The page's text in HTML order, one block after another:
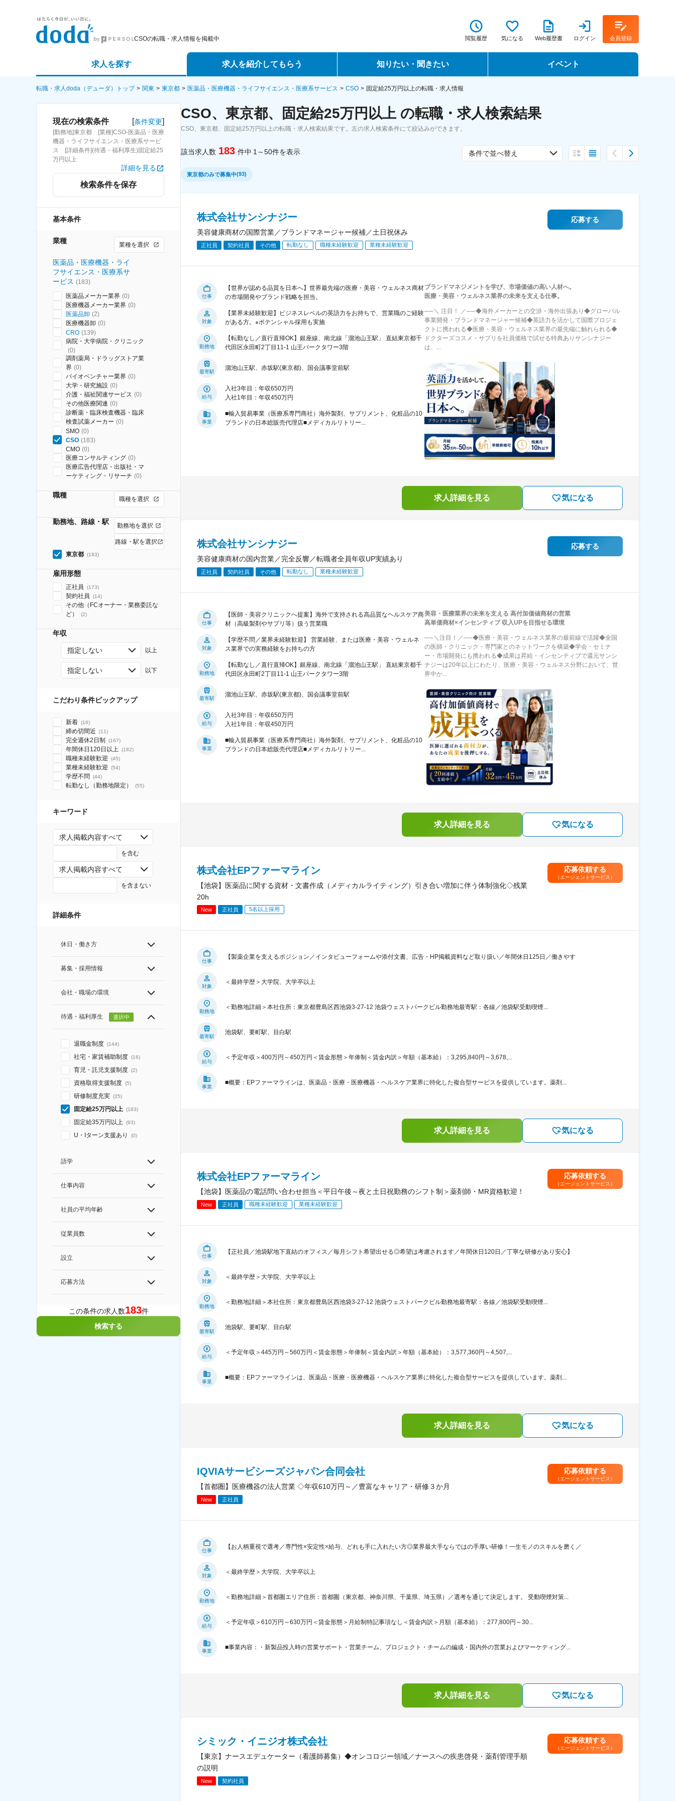
CSOの転職・求人情報を掲載中 閲覧履歴 気になる Web履歴書 ログイン 会員登録
求人を探す
詳細条件から探す
求人特集から探す
求人を紹介してもらう
エージェントサービス
スカウトサービス
知りたい・聞きたい
転職ノウハウ
データで見る転職
イベント
転職フェア
転職・求人doda（デューダ）トップ 関東 東京都 医薬品・医療機器・ライフサイエンス・医療系サービス CSO 固定給25万円以上の転職・求人情報
現在の検索条件 [条件変更]
[勤務地]東京都 [業種]CSO-医薬品・医療
機器・ライフサイエンス・医療系サービ
ス [詳細条件](待遇・福利厚生)固定給25
万円以上
詳細を見る
検索条件を保存
基本条件
業種 業種を選択
医薬品・医療機器・ライ
フサイエンス・医療系サ
ービス (183)
医薬品メーカー業界 (0)
医療機器メーカー業界 (0)
医薬品卸 (2)
医療機器卸 (0)
CRO (139)
病院・大学病院・クリニック
(0)
調剤薬局・ドラッグストア業
界 (0)
バイオベンチャー業界 (0)
大学・研究施設 (0)
介護・福祉関連サービス (0)
その他医療関連 (0)
診断薬・臨床検査機器・臨床
検査試薬メーカー (0)
SMO (0)
CSO (183)
CMO (0)
医療コンサルティング (0)
医療広告代理店・出版社・マ
ーケティング・リサーチ (0)
職種 職種を選択
勤務地、路線・駅 勤務地を選択
路線・駅を選択
東京都 (183)
雇用形態
正社員 (173)
契約社員 (14)
その他（FCオーナー・業務委託な
ど）
(2)
年収
指定しない 以上
指定しない 以下
こだわり条件ピックアップ
新着 (16)
締め切間近 (11)
完全週休2日制 (167)
年間休日120日以上 (182)
職種未経験歓迎 (45)
業種未経験歓迎 (54)
学歴不問 (44)
転勤なし（勤務地限定） (55)
キーワード
求人掲載内容すべて
を含む
求人掲載内容すべて
を含まない
詳細条件
休日・働き方
募集・採用情報
会社・職場の環境
待遇・福利厚生 選択中
退職金制度 (144)
社宅・家賃補助制度 (16)
育児・託児支援制度 (2)
資格取得支援制度 (5)
研修制度充実 (25)
固定給25万円以上 (183)
固定給35万円以上 (93)
U・Iターン支援あり (0)
語学
仕事内容
社員の平均年齢
従業員数
設立
応募方法
この条件の求人数183件
検索する
CSO、東京都、固定給25万円以上 の転職・求人検索結果
CSO、東京都、固定給25万円以上の転職・求人検索結果です。左の求人検索条件にて絞込みができます。
該当求人数 183 件中 1～50件を表示 条件で並べ替え
東京都のみで募集中(93)
株式会社サンシナジー
美容健康商材の国際営業／ブランドマネージャー候補／土日祝休み
正社員 契約社員 その他 転勤なし 職種未経験歓迎 業種未経験歓迎
応募する
仕事
【世界が認める品質を日本へ】世界最先端の医療・美容・ウェルネス商材
の市場開発やブランド戦略を担当。
対象
【業界未経験歓迎】ビジネスレベルの英語力をお持ちで、営業職のご経験
がある方。※ポテンシャル採用も実施
勤務地
【転勤なし／直行直帰OK】銀座線、南北線「溜池山王駅」 直結東京都千
代田区永田町2丁目11-1 山王パークタワー3階
最寄駅
溜池山王駅、赤坂駅(東京都)、国会議事堂前駅
給与
入社3年目：年収650万円
入社1年目：年収450万円
事業
■輸入貿易事業（医療系専門商社）海外製剤、サプリメント、化粧品の10
ブランドの日本総販売代理店■メディカルリトリー...
ブランドマネジメントを学び、市場価値の高い人材へ。
医療・美容・ウェルネス業界の未来を支える仕事。
──＼ 注目！ ／──◆海外メーカーとの交渉・海外出張あり◆グローバル
事業開発・ブランドマネージャー候補◆英語力を活かして国際プロジェ
クトに携われる◆医療・美容・ウェルネス業界の最先端に触れられる◆
ドクターズコスメ・サプリを社員価格で試せる特典ありサンシナジー
は、...
求人詳細を見る 気になる
株式会社サンシナジー
美容健康商材の国内営業／完全反響／転職者全員年収UP実績あり
正社員 契約社員 その他 転勤なし 業種未経験歓迎
応募する
仕事
【医師・美容クリニックへ提案】海外で支持される高品質なヘルスケア商
材（高級製剤やサプリ等）扱う営業職
対象
【学歴不問／業界未経験歓迎】 営業経験、または医療・美容・ウェルネ
ス業界での実務経験をお持ちの方
勤務地
【転勤なし／直行直帰OK】銀座線、南北線「溜池山王駅」 直結東京都千
代田区永田町2丁目11-1 山王パークタワー3階
最寄駅
溜池山王駅、赤坂駅(東京都)、国会議事堂前駅
給与
入社3年目：年収650万円
入社1年目：年収450万円
事業
■輸入貿易事業（医療系専門商社）海外製剤、サプリメント、化粧品の10
ブランドの日本総販売代理店■メディカルリトリー...
美容・医療業界の未来を支える 高付加価値商材の営業
高単価商材×インセンティブ 収入UPを目指せる環境
──＼注目！／──◆医療・美容・ウェルネス業界の最前線で活躍◆全国
の医師・クリニック・専門家とのネットワークを構築◆学会・セミナ
ー・市場開発にも携われる◆成果は昇給・インセンティブで還元サンシ
ナジーは20年以上にわたり、医療・美容・ウェルネス分野において、世
界中か...
求人詳細を見る 気になる
株式会社EPファーマライン
【池袋】医薬品に関する資材・文書作成（メディカルライティング）引き合い増加に伴う体制強化◇残業
20h
New 正社員 5名以上採用
応募依頼する
（エージェントサービス）
仕事
【製薬企業を支えるポジション／インタビューフォームや添付文書、広告・HP掲載資料など取り扱い／年間休日125日／働きやす
対象
＜最終学歴＞大学院、大学卒以上
勤務地
＜勤務地詳細＞本社住所：東京都豊島区西池袋3-27-12 池袋ウェストパークビル勤務地最寄駅：各線／池袋駅受動喫煙...
最寄駅
池袋駅、要町駅、目白駅
給与
＜予定年収＞400万円～450万円＜賃金形態＞年俸制＜賃金内訳＞年額（基本給）：3,295,840円～3,678,...
事業
■概要：EPファーマラインは、医薬品・医療・医療機器・ヘルスケア業界に特化した複合型サービスを提供しています。薬剤...
求人詳細を見る 気になる
株式会社EPファーマライン
【池袋】医薬品の電話問い合わせ担当＜平日午後～夜と土日祝勤務のシフト制＞薬剤師・MR資格歓迎！
New 正社員 職種未経験歓迎 業種未経験歓迎
応募依頼する
（エージェントサービス）
仕事
【正社員／池袋駅地下直結のオフィス／毎月シフト希望出せる◎希望は考慮されます／年間休日120日／丁寧な研修があり安心】
対象
＜最終学歴＞大学院、大学卒以上
勤務地
＜勤務地詳細＞本社住所：東京都豊島区西池袋3-27-12 池袋ウェストパークビル勤務地最寄駅：各線／池袋駅受動喫煙...
最寄駅
池袋駅、要町駅、目白駅
給与
＜予定年収＞445万円～560万円＜賃金形態＞年俸制＜賃金内訳＞年額（基本給）：3,577,360円～4,507,...
事業
■概要：EPファーマラインは、医薬品・医療・医療機器・ヘルスケア業界に特化した複合型サービスを提供しています。薬剤...
求人詳細を見る 気になる
IQVIAサービシーズジャパン合同会社
【首都圏】医療機器の法人営業 ◇年収610万円～／豊富なキャリア・研修３か月
New 正社員
応募依頼する
（エージェントサービス）
仕事
【お人柄重視で選考／専門性×安定性×給与、どれも手に入れたい方◎業界最大手ならではの手厚い研修！一生モノのスキルを磨く／
対象
＜最終学歴＞大学院、大学卒以上
勤務地
＜勤務地詳細＞首都圏エリア住所：首都圏（東京都、神奈川県、千葉県、埼玉県）／選考を通じて決定します。 受動喫煙対策...
給与
＜予定年収＞610万円～630万円＜賃金形態＞月給制特記事項なし＜賃金内訳＞月額（基本給）：277,800円～30...
事業
■事業内容：・新製品投入時の営業サポート・営業チーム、プロジェクト・チームの編成・国内外の営業およびマーケティング...
求人詳細を見る 気になる
シミック・イニジオ株式会社
【東京】ナースエデュケーター（看護師募集）◆オンコロジー領域／ナースへの疾患啓発・薬剤管理手順
の説明
New 契約社員
応募依頼する
（エージェントサービス）